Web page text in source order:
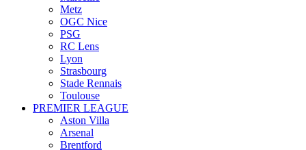
Metz
OGC Nice
PSG
RC Lens
Lyon
Strasbourg
Stade Rennais
Toulouse
PREMIER LEAGUE
Aston Villa
Arsenal
Brentford